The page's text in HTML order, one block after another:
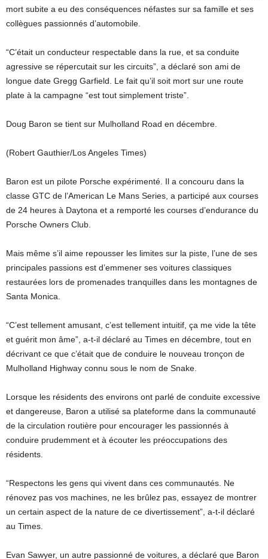
mort subite a eu des conséquences néfastes sur sa famille et ses
collègues passionnés d’automobile.
“C’était un conducteur respectable dans la rue, et sa conduite
agressive se répercutait sur les circuits”, a déclaré son ami de
longue date Gregg Garfield. Le fait qu’il soit mort sur une route
plate à la campagne “est tout simplement triste”.
Doug Baron se tient sur Mulholland Road en décembre.
(Robert Gauthier/Los Angeles Times)
Baron est un pilote Porsche expérimenté. Il a concouru dans la
classe GTC de l’American Le Mans Series, a participé aux courses
de 24 heures à Daytona et a remporté les courses d’endurance du
Porsche Owners Club.
Mais même s’il aime repousser les limites sur la piste, l’une de ses
principales passions est d’emmener ses voitures classiques
restaurées lors de promenades tranquilles dans les montagnes de
Santa Monica.
“C’est tellement amusant, c’est tellement intuitif, ça me vide la tête
et guérit mon âme”, a-t-il déclaré au Times en décembre, tout en
décrivant ce que c’était que de conduire le nouveau tronçon de
Mulholland Highway connu sous le nom de Snake.
Lorsque les résidents des environs ont parlé de conduite excessive
et dangereuse, Baron a utilisé sa plateforme dans la communauté
de la circulation routière pour encourager les passionnés à
conduire prudemment et à écouter les préoccupations des
résidents.
“Respectons les gens qui vivent dans ces communautés. Ne
rénovez pas vos machines, ne les brûlez pas, essayez de montrer
un certain aspect de la nature de ce divertissement”, a-t-il déclaré
au Times.
Evan Sawyer, un autre passionné de voitures, a déclaré que Baron